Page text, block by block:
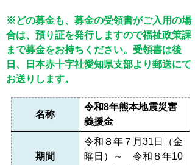
※どの募金も、募金の受領書がご入用の場
合は、預り証を発行しますので福祉政策課
まで募金をお持ちください。受領書は後
日、日本赤十字社愛知県支部より郵送にて
お送りします。
名称
令和8年熊本地震災害
義援金
期間
令和８年７月31日（金
曜日）～ 令和８年10